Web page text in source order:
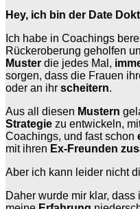
Hey, ich bin der Date
Ich habe in Coachings
Rückeroberung geholfen
Muster die jedes Mal,
sorgen, dass die Frauen
oder an ihr scheitern.
Aus all diesen Mustern
Strategie zu entwickeln,
Coachings, und fast schon
mit ihren Ex-Freunden
Aber ich kann leider nicht
Daher wurde mir klar, dass